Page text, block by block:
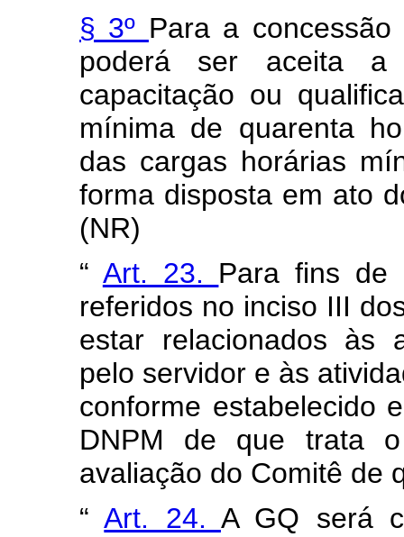
§ 3º Para a
poderá ser aceita a
capacitação ou
mínima de quarenta
das cargas horárias
forma disposta em ato
(NR)
“ Art. 23. Para fins de
referidos no inciso III
estar relacionados às
pelo servidor e às
conforme estabelecido
DNPM de que trata
avaliação do Comitê de
“Art. 24. A GQ será